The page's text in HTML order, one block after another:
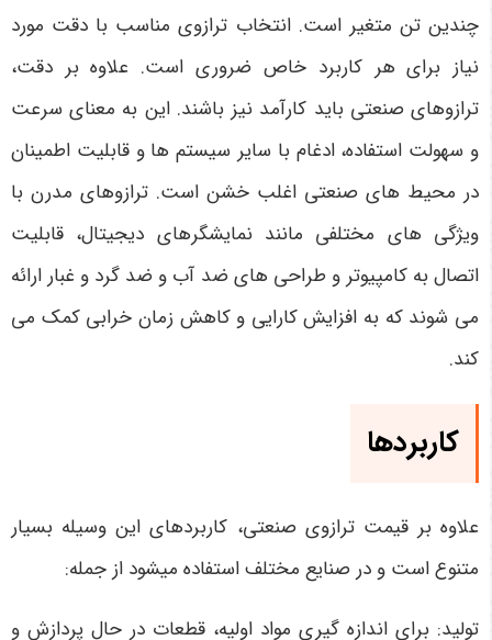
چندین تن متغیر است. انتخاب ترازوی مناسب با دقت مورد
نیاز برای هر کاربرد خاص ضروری است. علاوه بر دقت،
ترازوهای صنعتی باید کارآمد نیز باشند. این به معنای سرعت
و سهولت استفاده، ادغام با سایر سیستم ها و قابلیت اطمینان
در محیط های صنعتی اغلب خشن است. ترازوهای مدرن با
ویژگی های مختلفی مانند نمایشگرهای دیجیتال، قابلیت
اتصال به کامپیوتر و طراحی های ضد آب و ضد گرد و غبار ارائه
می شوند که به افزایش کارایی و کاهش زمان خرابی کمک می
کند.
کاربردها
علاوه بر قیمت ترازوی صنعتی، کاربردهای این وسیله بسیار
متنوع است و در صنایع مختلف استفاده می­شود از جمله:
تولید: برای اندازه گیری مواد اولیه، قطعات در حال پردازش و